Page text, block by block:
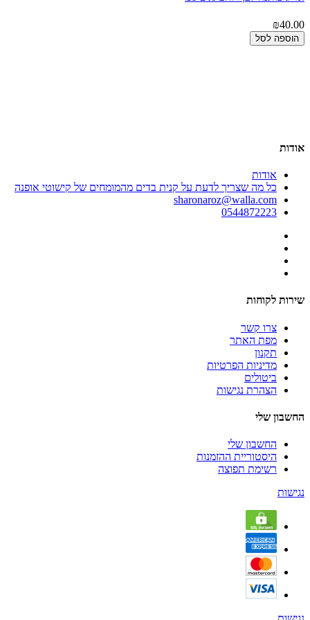
₪40.00
הוספה לסל
אודות
אודות
כל מה שצריך לדעת על קנית בדים מהמומחים של קישוטי אופנה
sharonaroz@walla.com
0544872223
שירות לקוחות
צרו קשר
מפת האתר
תקנון
מדיניות הפרטיות
ביטולים
הצהרת נגישות
החשבון שלי
החשבון שלי
היסטוריית ההזמנות
רשימת תפוצה
נגישות